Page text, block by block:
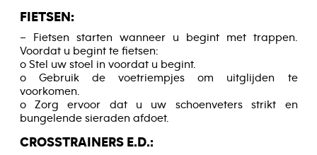
FIETSEN:
– Fietsen starten wanneer u begint met trappen.
Voordat u begint te fietsen:
o Stel uw stoel in voordat u begint.
o Gebruik de voetriempjes om uitglijden te
voorkomen.
o Zorg ervoor dat u uw schoenveters strikt en
bungelende sieraden afdoet.
CROSSTRAINERS E.D.: